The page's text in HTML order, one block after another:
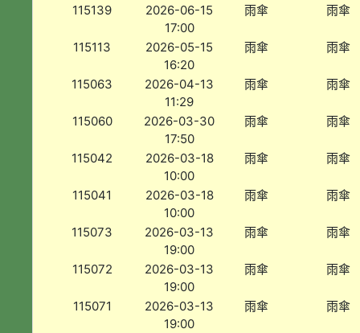
115139
2026-06-15
17:00
雨傘 雨傘
115113
2026-05-15
16:20
雨傘 雨傘
115063
2026-04-13
11:29
雨傘 雨傘
115060
2026-03-30
17:50
雨傘 雨傘
115042
2026-03-18
10:00
雨傘 雨傘
115041
2026-03-18
10:00
雨傘 雨傘
115073
2026-03-13
19:00
雨傘 雨傘
115072
2026-03-13
19:00
雨傘 雨傘
115071
2026-03-13
19:00
雨傘 雨傘